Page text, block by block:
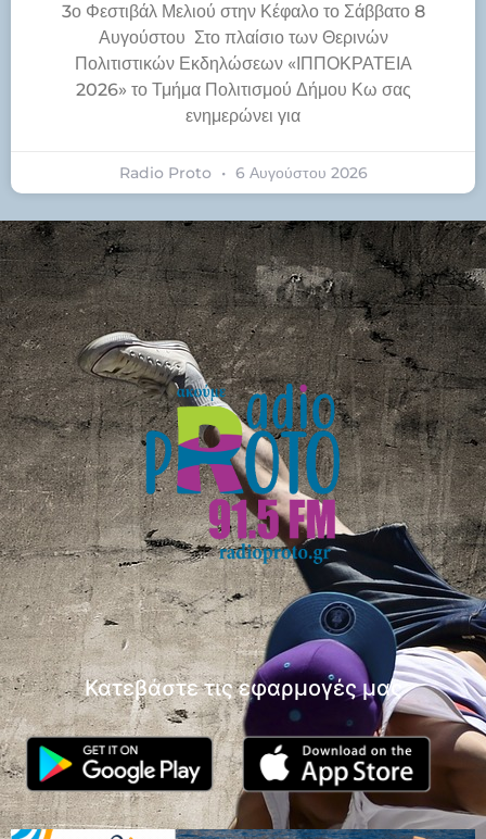
3ο Φεστιβάλ Μελιού στην Κέφαλο το Σάββατο 8
Αυγούστου Στο πλαίσιο των Θερινών
Πολιτιστικών Εκδηλώσεων «ΙΠΠΟΚΡΑΤΕΙΑ
2026» το Τμήμα Πολιτισμού Δήμου Κω σας
ενημερώνει για
Radio Proto 6 Αυγούστου 2026
Κατεβάστε τις εφαρμογές μας